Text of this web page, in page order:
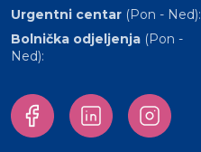
Urgentni centar (Pon - Ned):
Bolnička odjeljenja (Pon -
Ned):